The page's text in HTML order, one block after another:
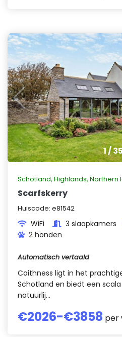
1/
Schotland, Highlands, Northern
Scarfskerry
Huiscode: e81542
WiFi 3 slaapkamers
2 honden
Automatisch vertaald
Caithness ligt in het
Schotland en biedt een
natuurlij...
€2026-€3858 per